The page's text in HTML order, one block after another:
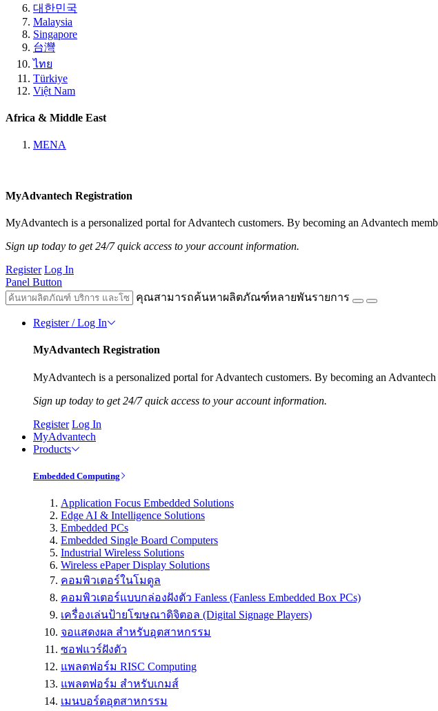
대한민국
Malaysia
Singapore
台灣
ไทย
Türkiye
Việt Nam
Africa & Middle East
MENA
MyAdvantech Registration
MyAdvantech is a personalized portal for Advantech customers. By becoming an Advantech
Sign up today to get 24/7 quick access to your account information.
Register Log In
Panel Button
คุณสามารถค้นหาผลิตภัณฑ์หลายพันรายการ
Register / Log In
MyAdvantech Registration
MyAdvantech is a personalized portal for Advantech customers. By becoming an
Sign up today to get 24/7 quick access to your account information.
Register Log In
MyAdvantech
Products
Embedded Computing
Application Focus Embedded Solutions
Edge AI & Intelligence Solutions
Embedded PCs
Embedded Single Board Computers
Industrial Wireless Solutions
Wireless ePaper Display Solutions
คอมพิวเตอร์ในโมดูล
คอมพิวเตอร์แบบกล่องฝังตัว Fanless (Fanless Embedded Box PCs)
เครื่องเล่นป้ายโฆษณาดิจิตอล (Digital Signage Players)
จอแสดงผล สำหรับอุตสาหกรรม
ซอฟแวร์ฝังตัว
แพลตฟอร์ม RISC Computing
แพลตฟอร์ม สำหรับเกมส์
เมนบอร์ดอุตสาหกรรม